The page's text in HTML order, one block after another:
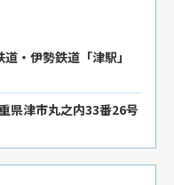
・伊勢鉄道「津駅」
県津市丸之内33番26号